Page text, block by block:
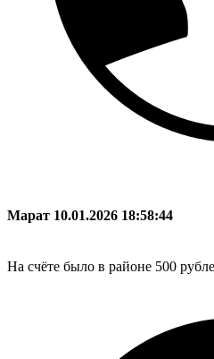
Марат 10.01.2026 18:58:44
На счёте было в районе 500